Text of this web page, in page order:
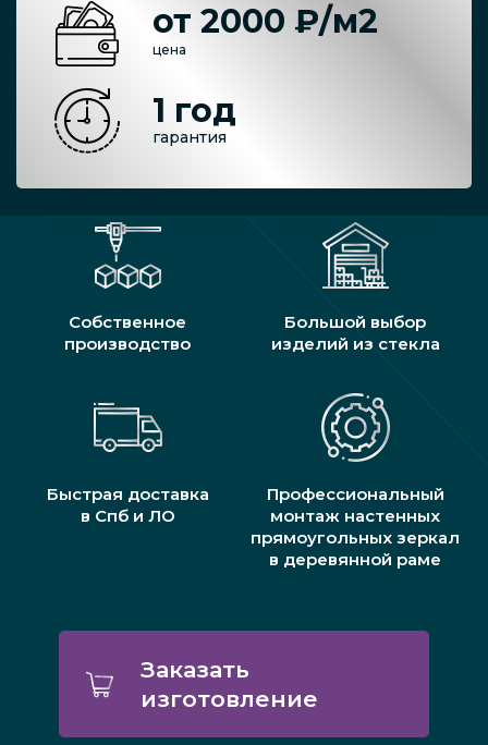
от 2000 ₽/м2
цена
1 год
гарантия
Собственное
производство
Большой выбор
изделий из стекла
Быстрая доставка
в Спб и ЛО
Профессиональный
монтаж настенных
прямоугольных зеркал
в деревянной раме
Заказать
изготовление